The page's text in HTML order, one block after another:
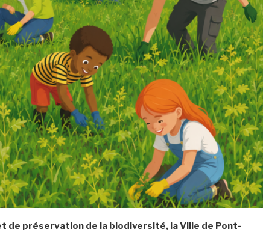
de préservation de la biodiversité, la Ville de Pont-